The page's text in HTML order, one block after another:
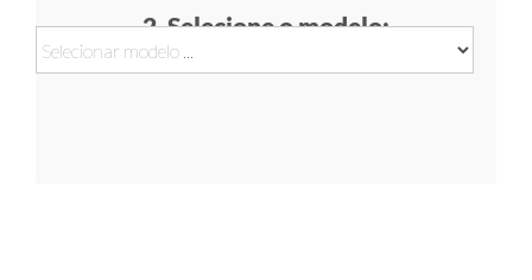
2. Selecione o modelo: